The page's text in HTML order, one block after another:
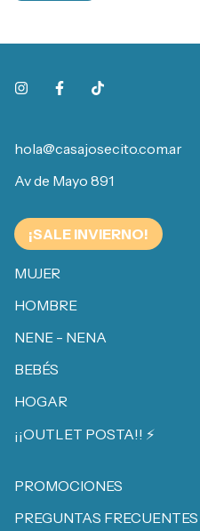
hola@casajosecito.com.ar
Av de Mayo 891
¡SALE INVIERNO!
MUJER
HOMBRE
NENE - NENA
BEBÉS
HOGAR
¡¡OUTLET POSTA!! ⚡️
PROMOCIONES
PREGUNTAS FRECUENTES